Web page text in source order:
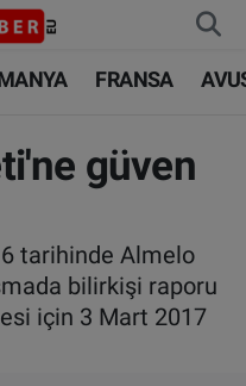
FRANSA
güven
tarihinde Almelo
bilirkişi raporu
için 3 Mart 2017
Fikstür